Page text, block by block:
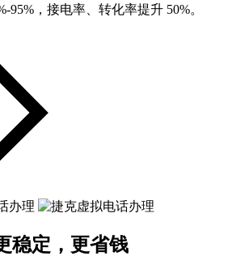
95%，接电率、转化率提升 50%。
稳定，更省钱